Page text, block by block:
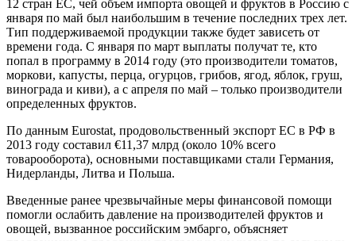
12 стран ЕС, чей объем импорта овощей и фруктов в Россию с
января по май был наибольшим в течение последних трех лет.
Тип поддерживаемой продукции также будет зависеть от
времени года. С января по март выплаты получат те, кто
попал в программу в 2014 году (это производители томатов,
моркови, капусты, перца, огурцов, грибов, ягод, яблок, груш,
винограда и киви), а с апреля по май – только производители
определенных фруктов.
По данным Eurostat, продовольственный экспорт ЕС в РФ в
2013 году составил €11,37 млрд (около 10% всего
товарооборота), основными поставщиками стали Германия,
Нидерланды, Литва и Польша.
Введенные ранее чрезвычайные меры финансовой помощи
помогли ослабить давление на производителей фруктов и
овощей, вызванное российским эмбарго, объясняет